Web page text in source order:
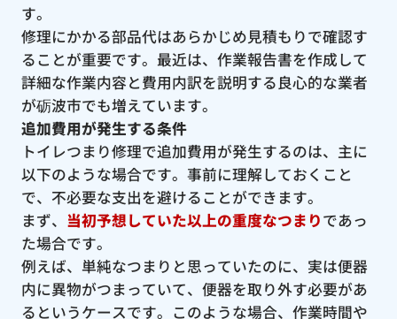
す。
修理にかかる部品代はあらかじめ見積もりで確認す
ることが重要です。最近は、作業報告書を作成して
詳細な作業内容と費用内訳を説明する良心的な業者
が砺波市でも増えています。
追加費用が発生する条件
トイレつまり修理で追加費用が発生するのは、主に
以下のような場合です。事前に理解しておくこと
で、不必要な支出を避けることができます。
まず、 当初予想していた以上の重度なつまりであっ
た場合です。
例えば、単純なつまりと思っていたのに、実は便器
内に異物がつまっていて、便器を取り外す必要があ
るというケースです。このような場合、作業時間や